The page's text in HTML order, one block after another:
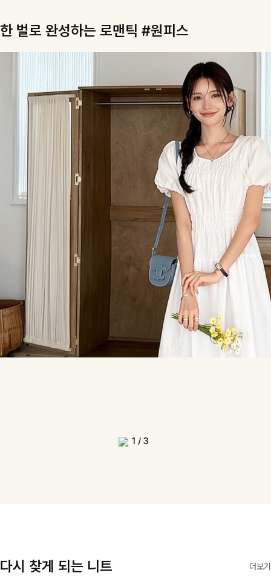
한 벌로 완성하는 로맨틱 #원피스
1 / 3
다시 찾게 되는 니트 더보기